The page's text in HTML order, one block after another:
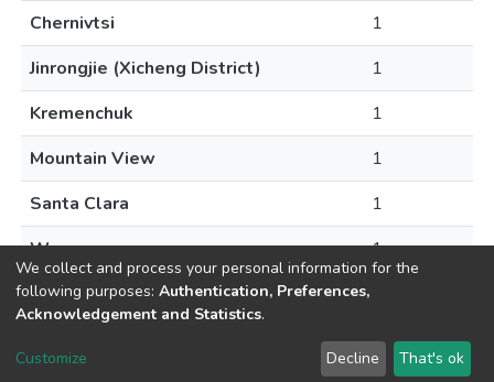
Chernivtsi
1
Jinrongjie (Xicheng District)
1
Kremenchuk
1
Mountain View
1
Santa Clara
1
Warsaw
1
DSpace software copyright © 2002-2026 LYRASIS
Send Feedback
We collect and process your personal information for the
following purposes: Authentication, Preferences,
Acknowledgement and Statistics.
Customize Decline That's ok